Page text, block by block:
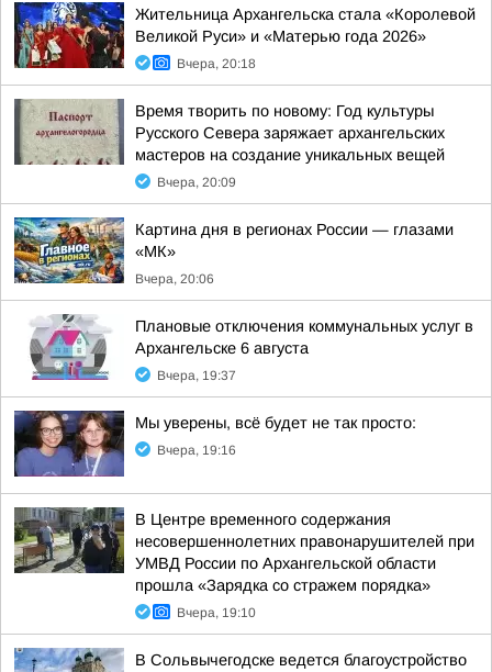
Жительница Архангельска стала «Королевой
Великой Руси» и «Матерью года 2026»
Вчера, 20:18
Время творить по новому: Год культуры
Русского Севера заряжает архангельских
мастеров на создание уникальных вещей
Вчера, 20:09
Картина дня в регионах России — глазами
«МК»
Вчера, 20:06
Плановые отключения коммунальных услуг в
Архангельске 6 августа
Вчера, 19:37
Мы уверены, всё будет не так просто:
Вчера, 19:16
В Центре временного содержания
несовершеннолетних правонарушителей при
УМВД России по Архангельской области
прошла «Зарядка со стражем порядка»
Вчера, 19:10
В Сольвычегодске ведется благоустройство